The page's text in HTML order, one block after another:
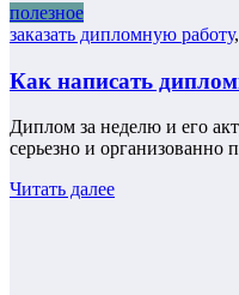
полезное
заказать дипломную работу,
Как написать
Диплом за неделю и его
серьезно и
Читать далее